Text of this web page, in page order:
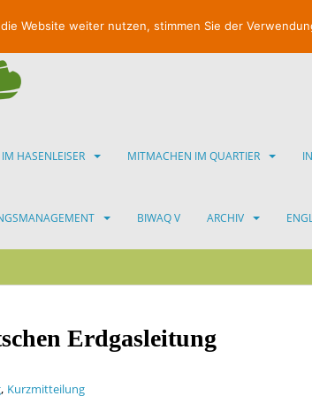
HASENLEISER MITMACHEN IM QUARTIER
BIWAQ V ARCHIV
Erdgasleitung
, Kurzmitteilung
Website weiter nutzen, stimmen Sie der